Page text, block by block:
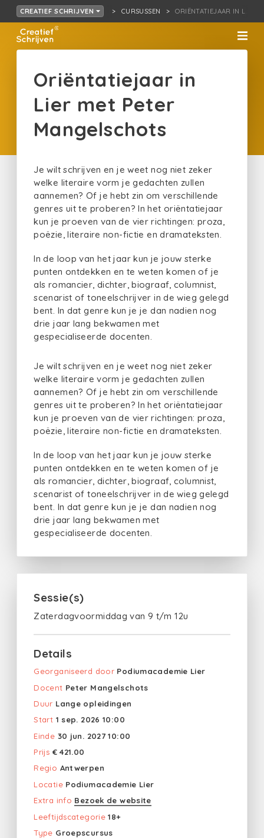
CREATIEF SCHRIJVEN CURSUSSEN ORIËNTATIEJAAR IN L…T
Oriëntatiejaar in
Lier met Peter
Mangelschots
Je wilt schrijven en je weet nog niet zeker
welke literaire vorm je gedachten zullen
aannemen? Of je hebt zin om verschillende
genres uit te proberen? In het oriëntatiejaar
kun je proeven van de vier richtingen: proza,
poëzie, literaire non-fictie en dramateksten.
In de loop van het jaar kun je jouw sterke
punten ontdekken en te weten komen of je
als romancier, dichter, biograaf, columnist,
scenarist of toneelschrijver in de wieg gelegd
bent. In dat genre kun je je dan nadien nog
drie jaar lang bekwamen met
gespecialiseerde docenten.
Je wilt schrijven en je weet nog niet zeker
welke literaire vorm je gedachten zullen
aannemen? Of je hebt zin om verschillende
genres uit te proberen? In het oriëntatiejaar
kun je proeven van de vier richtingen: proza,
poëzie, literaire non-fictie en dramateksten.
In de loop van het jaar kun je jouw sterke
punten ontdekken en te weten komen of je
als romancier, dichter, biograaf, columnist,
scenarist of toneelschrijver in de wieg gelegd
bent. In dat genre kun je je dan nadien nog
drie jaar lang bekwamen met
gespecialiseerde docenten.
Sessie(s)
Zaterdagvoormiddag van 9 t/m 12u
Details
Georganiseerd door Podiumacademie Lier
Docent Peter Mangelschots
Duur Lange opleidingen
Start 1 sep. 2026 10:00
Einde 30 jun. 2027 10:00
Prijs € 421.00
Regio Antwerpen
Locatie Podiumacademie Lier
Extra info Bezoek de website
Leeftijdscategorie 18+
Type Groepscursus